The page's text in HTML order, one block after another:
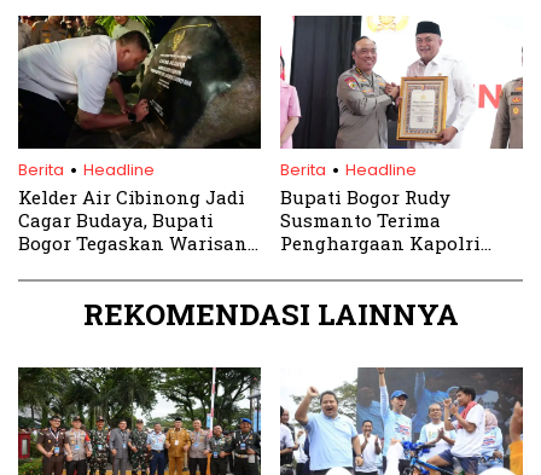
Tekanan Fiskal 2026
Berita . Headline
Kelder Air Cibinong Jadi
Cagar Budaya, Bupati
Bogor Tegaskan Warisan
Berita . Headline
Bupati Bogor Rudy
Susmanto Terima
Penghargaan Kapolri
Unggulan Kemala Taruna
Bhayangkara
REKOMENDASI LAINNYA